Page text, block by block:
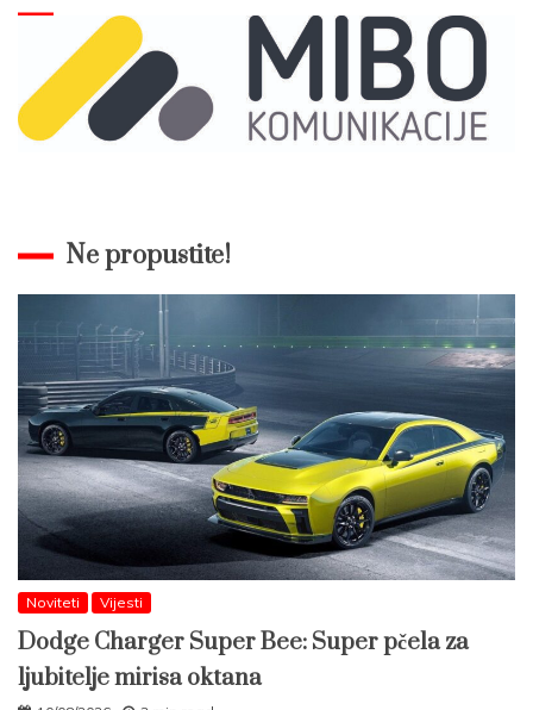
Ne propustite!
Noviteti Vijesti
Dodge Charger Super Bee: Super pčela za
ljubitelje mirisa oktana